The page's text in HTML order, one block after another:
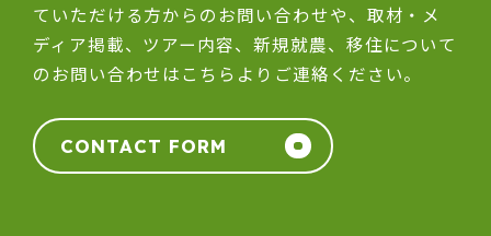
ていただける方からのお問い合わせや、取材・メ
ディア掲載、ツアー内容、新規就農、移住について
のお問い合わせはこちらよりご連絡ください。
CONTACT FORM